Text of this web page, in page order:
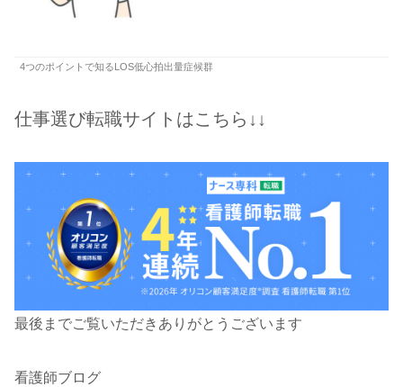
4つのポイントで知るLOS低心拍出量症候群
仕事選び転職サイトはこちら↓↓
最後までご覧いただきありがとうございます
看護師ブログ